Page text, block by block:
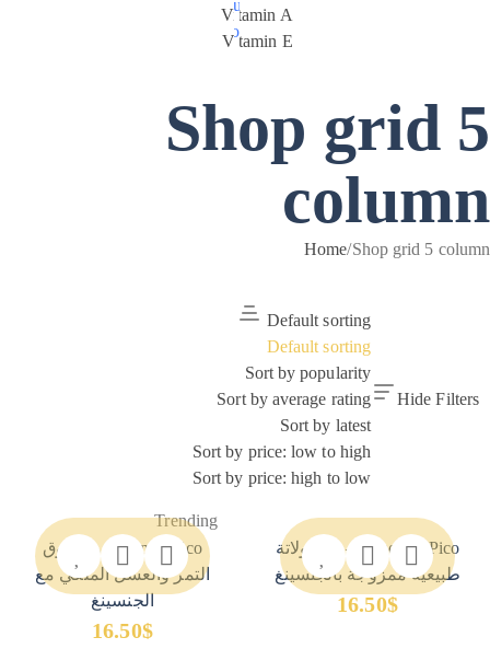
Vitamin A
Vitamin E
Lost your
password?
Shop grid 5
column
Home/Shop grid 5 column
Hide Filters
Default sorting
Default sorting
Sort by popularity
Sort by average rating
Sort by latest
Sort by price: low to high
Sort by price: high to low
NanoAndPico – شوكولاتة
طبيعية ممزوجة بالجنسينغ
16.50$
Trending
Nano&Pico – مسحوق
التمر والعسل الملكي مع
الجنسينغ
16.50$